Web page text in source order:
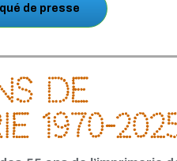
de presse
de
1970-